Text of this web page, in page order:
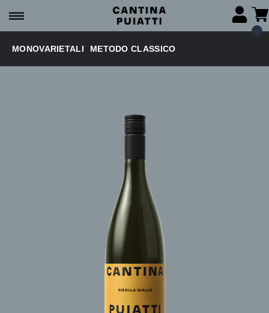
MONOVARIETALI METODO CLASSICO